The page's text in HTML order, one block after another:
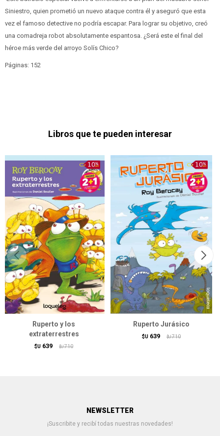
Siniestro, quien prometió un nuevo ataque contra él y aseguró que esta
vez el famoso detective no podría escapar. Para lograr su objetivo, creó
una comadreja robot absolutamente espantosa. ¿Será este el final del
héroe más verde del arroyo Solís Chico?
Páginas: 152
Libros que te pueden interesar
Ruperto y los
extraterrestres
$U 639 $U 710
Ruperto Jurásico
$U 639 $U 710
NEWSLETTER
¡Suscribite y recibí todas nuestras novedades!